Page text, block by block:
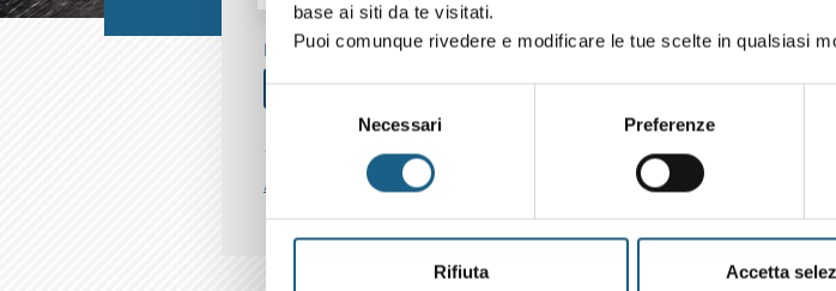
base ai siti da te visitati.
Puoi comunque rivedere e modificare le tue scelte in qualsiasi
Necessari Preferenze
Rifiuta Accetta
P. IVA PASSWORD (minimo 8 caratteri)